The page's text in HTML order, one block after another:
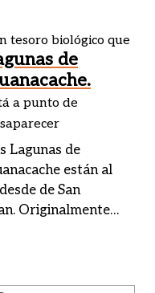
vez más dura para
lugareños.
de
tesoro biológico que
a punto de
Lagunas de
están al
de San
Originalmente